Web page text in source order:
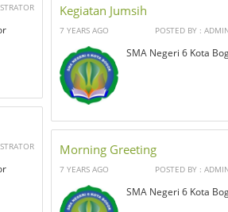
Kegiatan Jumsih
7 YEARS AGO POSTED BY :
SMA Negeri 6 Kota
Morning Greeting
7 YEARS AGO POSTED BY :
SMA Negeri 6 Kota